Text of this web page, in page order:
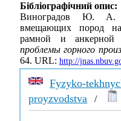
Бібліографічний опис:
Виноградов Ю. А.
вмещающих пород на
рамной и анкерной
проблемы горного
64. URL: http://
Fyzyko-
proyzvodstva /